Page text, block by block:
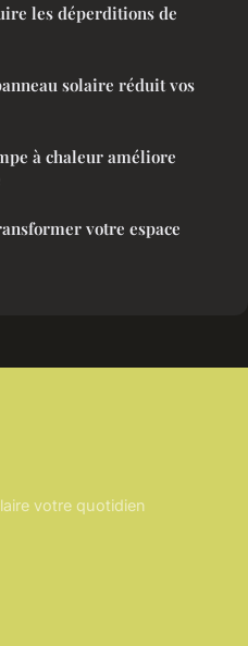
les déperditions de
solaire réduit vos
à chaleur améliore
votre espace
votre quotidien